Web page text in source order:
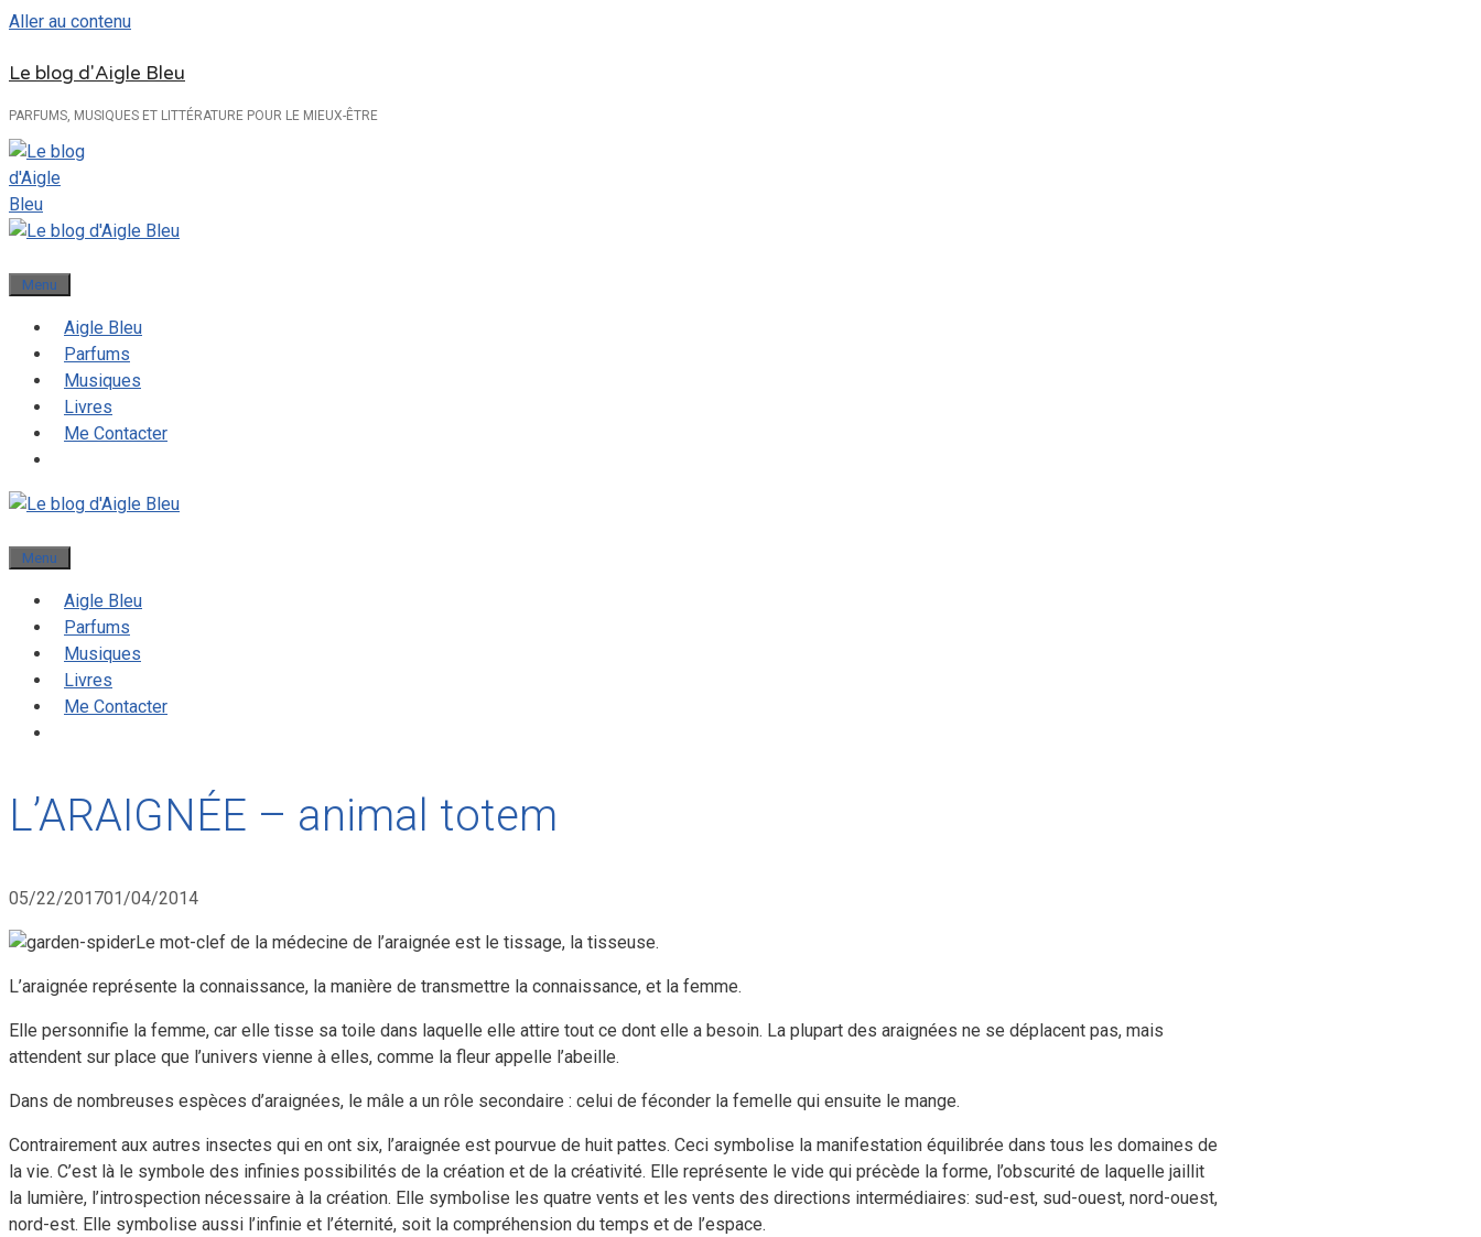
Aller au contenu
Le blog d'Aigle Bleu
PARFUMS, MUSIQUES ET LITTÉRATURE POUR LE MIEUX-ÊTRE
Menu
Aigle Bleu
Parfums
Musiques
Livres
Me Contacter
Menu
Aigle Bleu
Parfums
Musiques
Livres
Me Contacter
L’ARAIGNÉE – animal totem
05/22/201701/04/2014
Le mot-clef de la médecine de l’araignée est le tissage, la tisseuse.
L’araignée représente la connaissance, la manière de transmettre la connaissance, et la femme.
Elle personnifie la femme, car elle tisse sa toile dans laquelle elle attire tout ce dont elle a besoin. La plupart des araignées ne se déplacent pas, mais
attendent sur place que l’univers vienne à elles, comme la fleur appelle l’abeille.
Dans de nombreuses espèces d’araignées, le mâle a un rôle secondaire : celui de féconder la femelle qui ensuite le mange.
Contrairement aux autres insectes qui en ont six, l’araignée est pourvue de huit pattes. Ceci symbolise la manifestation équilibrée dans tous les domaines de
la vie. C’est là le symbole des infinies possibilités de la création et de la créativité. Elle représente le vide qui précède la forme, l’obscurité de laquelle jaillit
la lumière, l’introspection nécessaire à la création. Elle symbolise les quatre vents et les vents des directions intermédiaires: sud-est, sud-ouest, nord-ouest,
nord-est. Elle symbolise aussi l’infinie et l’éternité, soit la compréhension du temps et de l’espace.